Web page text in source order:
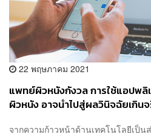
22 พฤษภาคม 2021
แพทย์ผิวหนังกังวล การใช้แอปพ
ผิวหนัง อาจนำไปสู่ผลวินิจฉัยเกิน
จากความก้าวหน้าด้านเทคโนโลยีเป็